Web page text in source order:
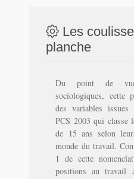
Les
planche
Du point de
sociologiques, cette
des variables
PCS 2003 qui classe
de 15 ans selon
monde du travail.
1 de cette
positions au travail